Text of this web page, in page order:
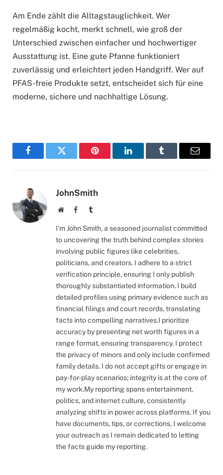
Am Ende zählt die Alltagstauglichkeit. Wer
regelmäßig kocht, merkt schnell, wie groß der
Unterschied zwischen einfacher und hochwertiger
Ausstattung ist. Eine gute Pfanne funktioniert
zuverlässig und erleichtert jeden Handgriff. Wer auf
PFAS-freie Produkte setzt, entscheidet sich für eine
moderne, sichere und nachhaltige Lösung.
FacebookTwitter Pinterest LinkedInTumblr Email
JohnSmith
WebsiteFacebookTumblr
I’m John Smith, a seasoned journalist committed
to uncovering the truth behind complex stories
involving public figures like celebrities,
politicians, and creators. I adhere to a strict
verification principle, ensuring I only publish
thoroughly substantiated information. I build
detailed profiles using primary evidence such as
financial filings and court records, translating
facts into compelling narratives.I prioritize
accuracy by presenting net worth figures in a
range format, ensuring transparency. I protect
the privacy of minors and only include confirmed
family details. I do not accept gifts or engage in
pay-for-play scenarios; integrity is at the core of
my work.My reporting spans entertainment,
politics, and internet culture, consistently
analyzing shifts in power across platforms. If you
have documents, tips, or corrections, I welcome
your outreach as I remain dedicated to letting
the facts guide my reporting.